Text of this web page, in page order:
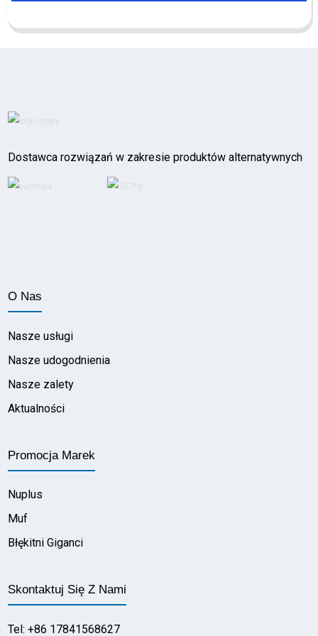
Dostawca rozwiązań w zakresie produktów alternatywnych
O Nas
Nasze usługi
Nasze udogodnienia
Nasze zalety
Aktualności
Promocja Marek
Nuplus
Muf
Błękitni Giganci
Skontaktuj Się Z Nami
Tel: +86 17841568627